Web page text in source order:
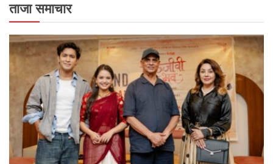
ताजा समाचार